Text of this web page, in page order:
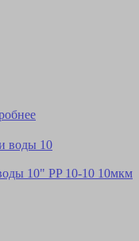
10" PP 10-10 10мкм